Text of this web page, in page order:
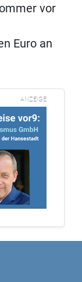
vor
Euro an
ANZEIGE